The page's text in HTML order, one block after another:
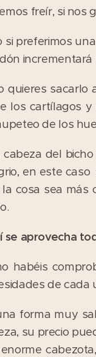
freír, si nos
si preferimos
quieres sacarlo
los cartílagos
de los
cabeza del
en este
cosa sea más
se aprovecha
habéis
de cada
forma muy
su precio